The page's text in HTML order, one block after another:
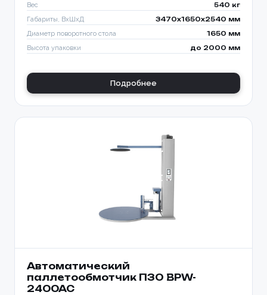
Вес 540 кг
Габариты, ВхШхД 3470х1650х2540 мм
Диаметр поворотного стола 1650 мм
Высота упаковки до 2000 мм
Подробнее
Автоматический
паллетообмотчик ПЗО BPW-
2400AC